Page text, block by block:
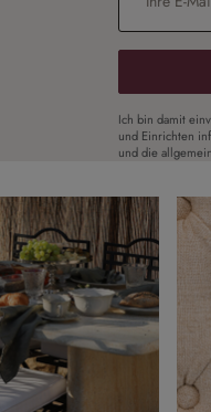
Ich bin damit
und Einrichten
und die